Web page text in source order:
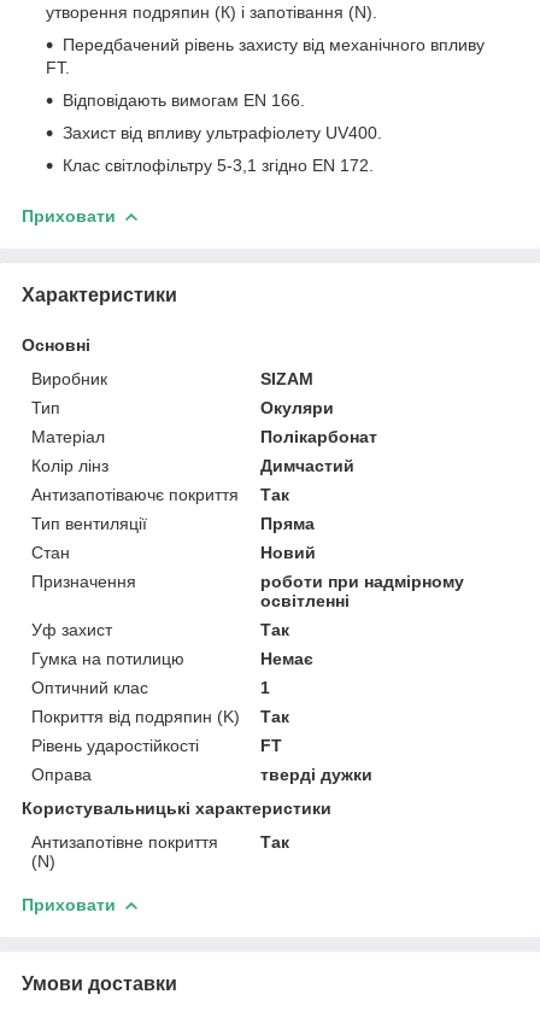
утворення подряпин (К) і запотівання (N).
Передбачений рівень захисту від механічного впливу
FT.
Відповідають вимогам EN 166.
Захист від впливу ультрафіолету UV400.
Клас світлофільтру 5-3,1 згідно EN 172.
Приховати
Характеристики
Основні
Виробник
SIZAM
Тип
Окуляри
Матеріал
Полікарбонат
Колір лінз
Димчастий
Антизапотіваючє покриття
Так
Тип вентиляції
Пряма
Стан
Новий
Призначення
роботи при надмірному
освітленні
Уф захист
Так
Гумка на потилицю
Немає
Оптичний клас
1
Покриття від подряпин (K)
Так
Рівень ударостійкості
FT
Оправа
тверді дужки
Користувальницькі характеристики
Антизапотівне покриття
(N)
Так
Приховати
Умови доставки